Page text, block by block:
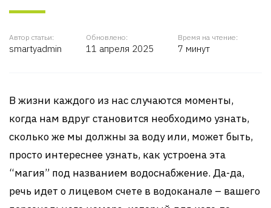
Автор статьи:
smartyadmin
Обновлено:
11 апреля 2025
Время на чтение:
7 минут
В жизни каждого из нас случаются моменты,
когда нам вдруг становится необходимо узнать,
сколько же мы должны за воду или, может быть,
просто интереснее узнать, как устроена эта
“магия” под названием водоснабжение. Да-да,
речь идет о лицевом счете в водоканале – вашего